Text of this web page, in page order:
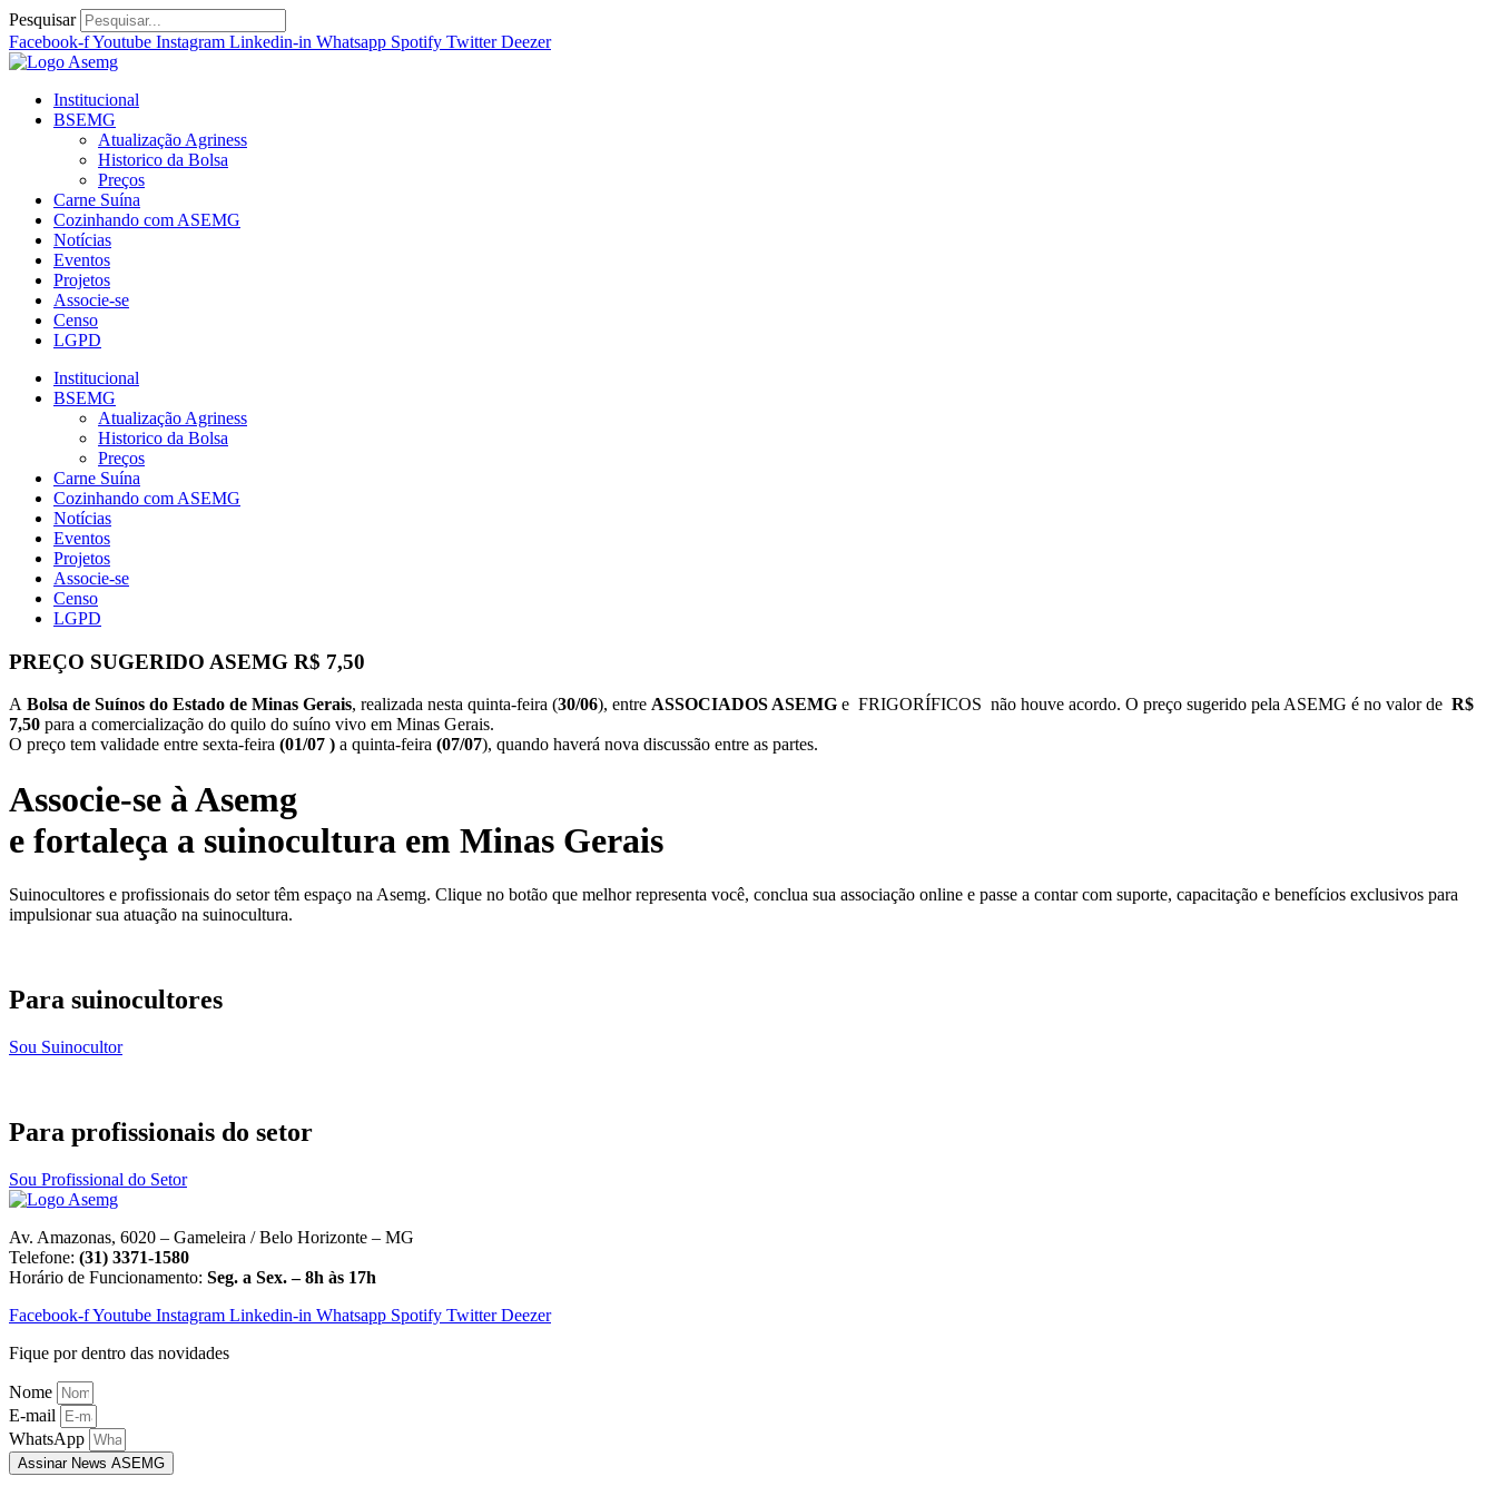
Ir
para
o
conteúdo
Pesquisar
Facebook-fYoutube Instagram Linkedin-in Whatsapp Spotify Twitter Deezer
Institucional
BSEMG
Atualização Agriness
Historico da Bolsa
Preços
Carne Suína
Cozinhando com ASEMG
Notícias
Eventos
Projetos
Associe-se
Censo
LGPD
Institucional
BSEMG
Atualização Agriness
Historico da Bolsa
Preços
Carne Suína
Cozinhando com ASEMG
Notícias
Eventos
Projetos
Associe-se
Censo
LGPD
PREÇO SUGERIDO ASEMG R$ 7,50
A Bolsa de Suínos do Estado de Minas Gerais, realizada nesta quinta-feira (30/06), entre ASSOCIADOS ASEMG e FRIGORÍFICOS não houve acordo. O preço sugerido pela ASEMG é no valor de R$
7,50 para a comercialização do quilo do suíno vivo em Minas Gerais.
O preço tem validade entre sexta-feira (01/07 ) a quinta-feira (07/07), quando haverá nova discussão entre as partes.
Associe-se à Asemg
e fortaleça a suinocultura em Minas Gerais
Suinocultores e profissionais do setor têm espaço na Asemg. Clique no botão que melhor representa você, conclua sua associação online e passe a contar com suporte, capacitação e benefícios exclusivos para
impulsionar sua atuação na suinocultura.
Para suinocultores
Sou Suinocultor
Para profissionais do setor
Sou Profissional do Setor
Av. Amazonas, 6020 – Gameleira / Belo Horizonte – MG
Telefone: (31) 3371-1580
Horário de Funcionamento: Seg. a Sex. – 8h às 17h
Facebook-fYoutube Instagram Linkedin-in Whatsapp Spotify Twitter Deezer
Fique por dentro das novidades
Nome
E-mail
WhatsApp
Assinar News ASEMG